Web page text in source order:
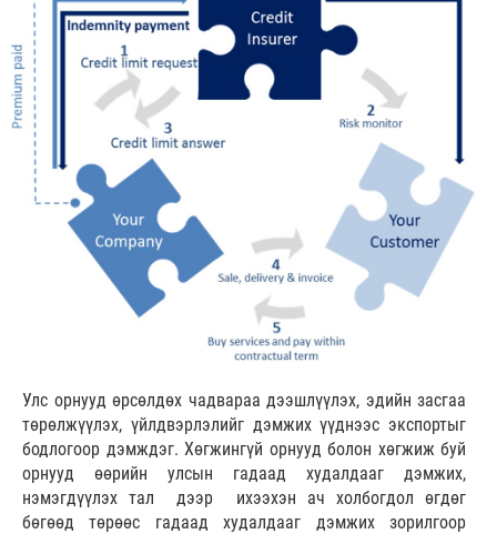
Улс орнууд өрсөлдөх чадвараа дээшлүүлэх, эдийн засгаа
төрөлжүүлэх, үйлдвэрлэлийг дэмжих үүднээс экспортыг
бодлогоор дэмждэг. Хөгжингүй орнууд болон хөгжиж буй
орнууд өөрийн улсын гадаад худалдааг дэмжих,
нэмэгдүүлэх тал дээр ихээхэн ач холбогдол өгдөг
бөгөөд төрөөс гадаад худалдааг дэмжих зорилгоор